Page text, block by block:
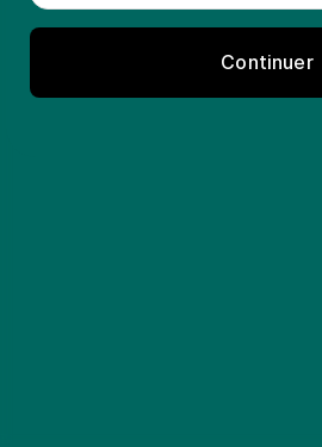
Continuer